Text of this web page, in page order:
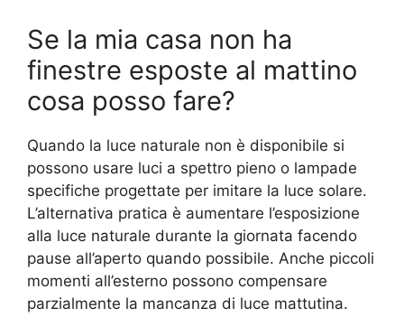
Se la mia casa non ha
finestre esposte al mattino
cosa posso fare?
Quando la luce naturale non è disponibile si
possono usare luci a spettro pieno o lampade
specifiche progettate per imitare la luce solare.
L’alternativa pratica è aumentare l’esposizione
alla luce naturale durante la giornata facendo
pause all’aperto quando possibile. Anche piccoli
momenti all’esterno possono compensare
parzialmente la mancanza di luce mattutina.